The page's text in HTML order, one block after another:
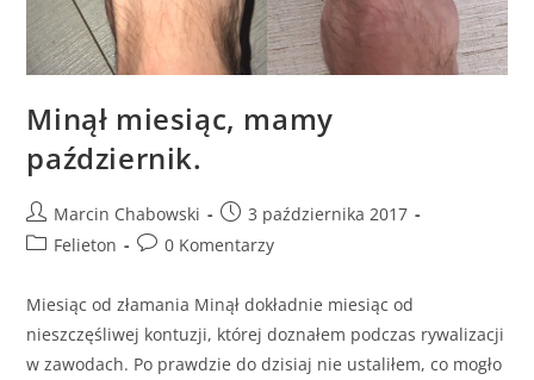
Minął miesiąc, mamy
październik.
Marcin Chabowski
3 października 2017
Felieton
0 Komentarzy
Miesiąc od złamania Minął dokładnie miesiąc od
nieszczęśliwej kontuzji, której doznałem podczas rywalizacji
w zawodach. Po prawdzie do dzisiaj nie ustaliłem, co mogło